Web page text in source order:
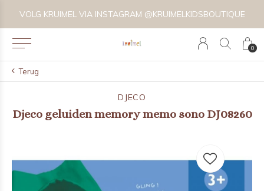
0
VOLG KRUIMEL VIA INSTAGRAM @KRUIMELKIDSBOUTIQUE
Terug
DJECO
Djeco geluiden memory memo sono DJ08260